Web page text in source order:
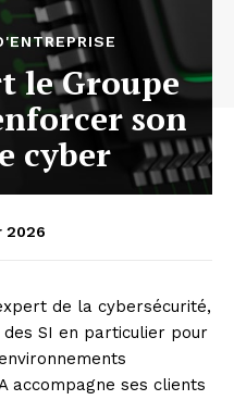
le Groupe
son
cyber
2026
de la cybersécurité,
SI en particulier pour
accompagne ses clients